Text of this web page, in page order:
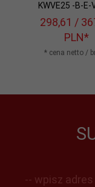
KWVE25 -B-E-
298,61 /
PLN*
* cena netto /
-- wpisz